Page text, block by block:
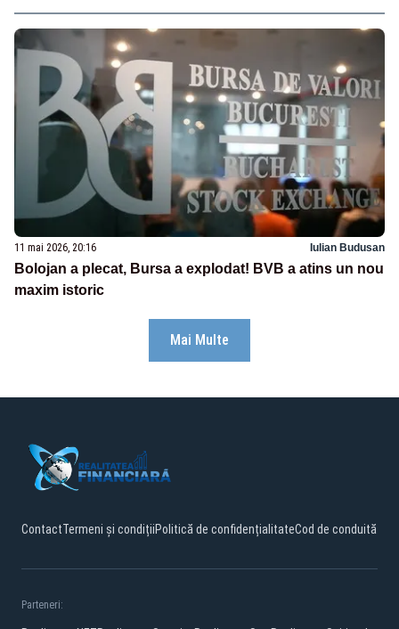
11 mai 2026, 20:16 Iulian Budusan
Bolojan a plecat, Bursa a explodat! BVB a atins un nou
maxim istoric
Mai Multe
ContactTermeni și condițiiPolitică de confidențialitateCod de conduită
Parteneri: